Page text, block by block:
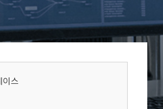
이스